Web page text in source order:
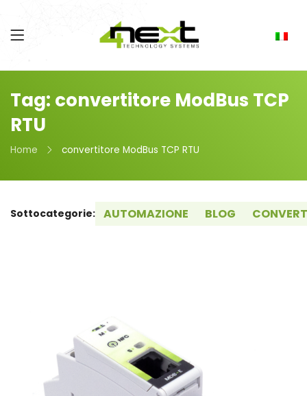
Tag: convertitore ModBus TCP
RTU
Home convertitore ModBus TCP RTU
Sottocategorie: AUTOMAZIONE BLOG